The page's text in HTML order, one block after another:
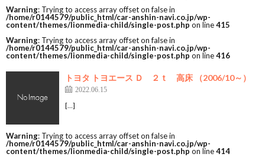
Warning: Trying to access array offset on false in
/home/r0144579/public_html/car-anshin-navi.co.jp/wp-
content/themes/lionmedia-child/single-post.php on line415
Warning: Trying to access array offset on false in
/home/r0144579/public_html/car-anshin-navi.co.jp/wp-
content/themes/lionmedia-child/single-post.php on line416
トヨタ トヨエース Ｄ ２ｔ 高床 （2006/10～）
2022.06.15
[…]
Warning: Trying to access array offset on false in
/home/r0144579/public_html/car-anshin-navi.co.jp/wp-
content/themes/lionmedia-child/single-post.php on line414